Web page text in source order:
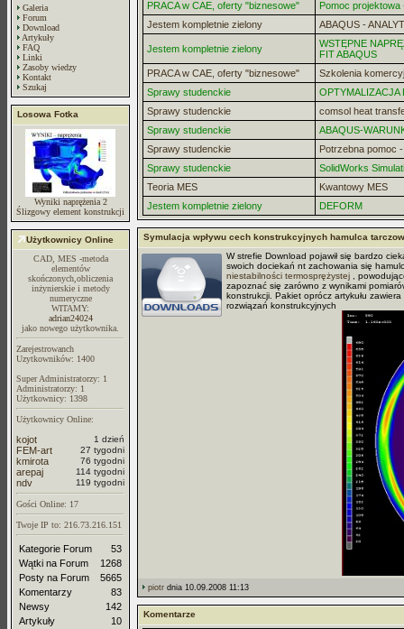
Galeria
Forum
Download
Artykuły
FAQ
Linki
Zasoby wiedzy
Kontakt
Szukaj
Losowa Fotka
Wyniki naprężenia 2
Ślizgowy element konstrukcji
Użytkownicy Online
CAD, MES -metoda
elementów
skończonych,obliczenia
inżynierskie i metody
numeryczne
WITAMY:
adrian24024
jako nowego użytkownika.
Zarejestrowanch
Uzytkowników: 1400
Super Administratorzy: 1
Administratorzy: 1
Użytkownicy: 1398
Użytkownicy Online:
kojot 1 dzień
FEM-art 27 tygodni
kmirota 76 tygodni
arepaj 114 tygodni
ndv 119 tygodni
Gości Online: 17
Twoje IP to: 216.73.216.151
Kategorie Forum
53
Wątki na Forum
1268
Posty na Forum
5665
Komentarzy
83
Newsy
142
Artykuły
10
PRACA w CAE, oferty "biznesowe"
Pomoc projektowa
Jestem kompletnie zielony
ABAQUS -
Jestem kompletnie zielony
WSTĘPNE
FIT ABAQUS
PRACA w CAE, oferty "biznesowe"
Szkolenia
Sprawy studenckie
OPTYMALIZACJA
Sprawy studenckie
comsol heat
Sprawy studenckie
ABAQUS-
Sprawy studenckie
Potrzebna pomoc
Sprawy studenckie
SolidWorks
Teoria MES
Kwantowy MES
Jestem kompletnie zielony
DEFORM
Symulacja wpływu cech konstrukcyjnych hamulca
W strefie Download pojawił się bardzo
swoich dociekań nt zachowania się
niestabilności termosprężystej ,
zapoznać się zarówno z wynikami
konstrukcji. Pakiet oprócz artykułu
rozwiązań konstrukcyjnych
piotr dnia 10.09.2008 11:13
Komentarze